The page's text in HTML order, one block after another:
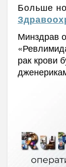
Больше
Минздрав
рак крови